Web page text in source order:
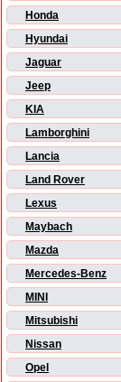
Honda
Hyundai
Jaguar
Jeep
KIA
Lamborghini
Lancia
Land Rover
Lexus
Maybach
Mazda
Mercedes-Benz
MINI
Mitsubishi
Nissan
Opel